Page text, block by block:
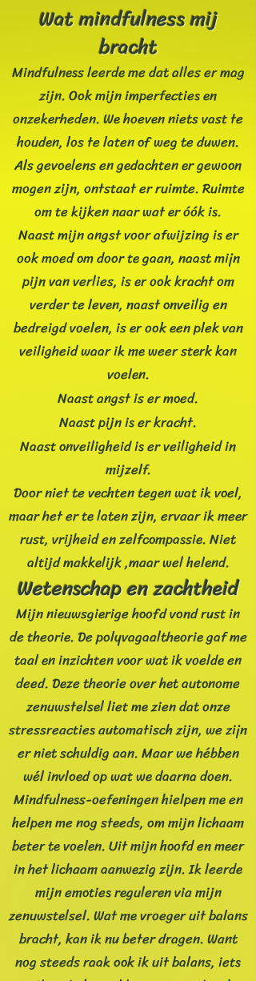
Wat mindfulness mij
bracht
Mindfulness leerde me dat alles er mag
zijn. Ook mijn imperfecties en
onzekerheden. We hoeven niets vast te
houden, los te laten of weg te duwen.
Als gevoelens en gedachten er gewoon
mogen zijn, ontstaat er ruimte. Ruimte
om te kijken naar wat er óók is.
Naast mijn angst voor afwijzing is er
ook moed om door te gaan, naast mijn
pijn van verlies, is er ook kracht om
verder te leven, naast onveilig en
bedreigd voelen, is er ook een plek van
veiligheid waar ik me weer sterk kan
voelen.
Naast angst is er moed.
Naast pijn is er kracht.
Naast onveiligheid is er veiligheid in
mijzelf.
Door niet te vechten tegen wat ik voel,
maar het er te laten zijn, ervaar ik meer
rust, vrijheid en zelfcompassie. Niet
altijd makkelijk ,maar wel helend.
Wetenschap en zachtheid
Mijn nieuwsgierige hoofd vond rust in
de theorie. De polyvagaaltheorie gaf me
taal en inzichten voor wat ik voelde en
deed. Deze theorie over het autonome
zenuwstelsel liet me zien dat onze
stressreacties automatisch zijn, we zijn
er niet schuldig aan. Maar we hébben
wél invloed op wat we daarna doen.
Mindfulness-oefeningen hielpen me en
helpen me nog steeds, om mijn lichaam
beter te voelen. Uit mijn hoofd en meer
in het lichaam aanwezig zijn. Ik leerde
mijn emoties reguleren via mijn
zenuwstelsel. Wat me vroeger uit balans
bracht, kan ik nu beter dragen. Want
nog steeds raak ook ik uit balans, iets